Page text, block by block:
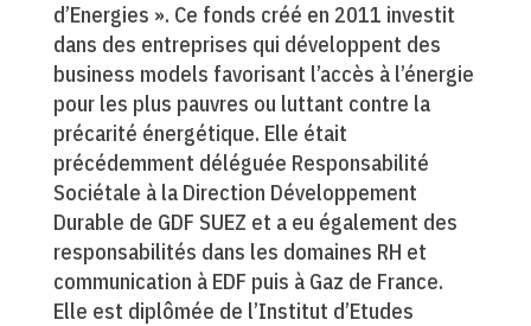
d’Energies ». Ce fonds créé en 2011 investit
dans des entreprises qui développent des
business models favorisant l’accès à l’énergie
pour les plus pauvres ou luttant contre la
précarité énergétique. Elle était
précédemment déléguée Responsabilité
Sociétale à la Direction Développement
Durable de GDF SUEZ et a eu également des
responsabilités dans les domaines RH et
communication à EDF puis à Gaz de France.
Elle est diplômée de l’Institut d’Etudes